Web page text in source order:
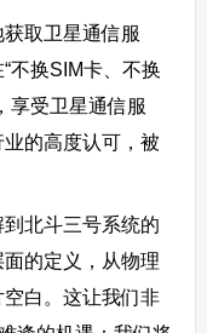
取卫星通信服
不换SIM卡、不换
享受卫星通信服
的高度认可，被
北斗三号系统的
的定义，从物理
白。这让我们非